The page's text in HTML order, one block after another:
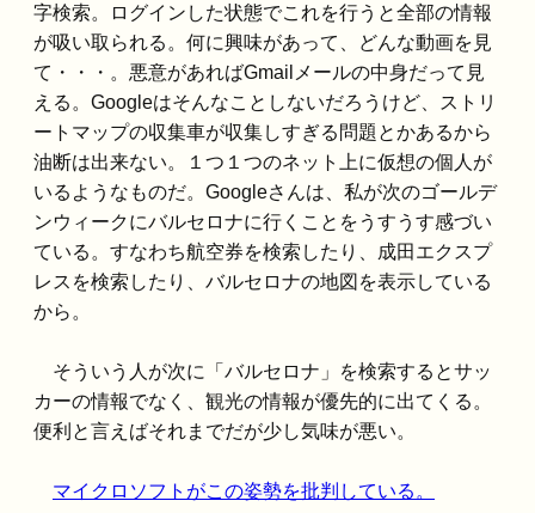
字検索。ログインした状態でこれを行うと全部の情報
が吸い取られる。何に興味があって、どんな動画を見
て・・・。悪意があればGmailメールの中身だって見
える。Googleはそんなことしないだろうけど、ストリ
ートマップの収集車が収集しすぎる問題とかあるから
油断は出来ない。１つ１つのネット上に仮想の個人が
いるようなものだ。Googleさんは、私が次のゴールデ
ンウィークにバルセロナに行くことをうすうす感づい
ている。すなわち航空券を検索したり、成田エクスプ
レスを検索したり、バルセロナの地図を表示している
から。
そういう人が次に「バルセロナ」を検索するとサッ
カーの情報でなく、観光の情報が優先的に出てくる。
便利と言えばそれまでだが少し気味が悪い。
マイクロソフトがこの姿勢を批判している。